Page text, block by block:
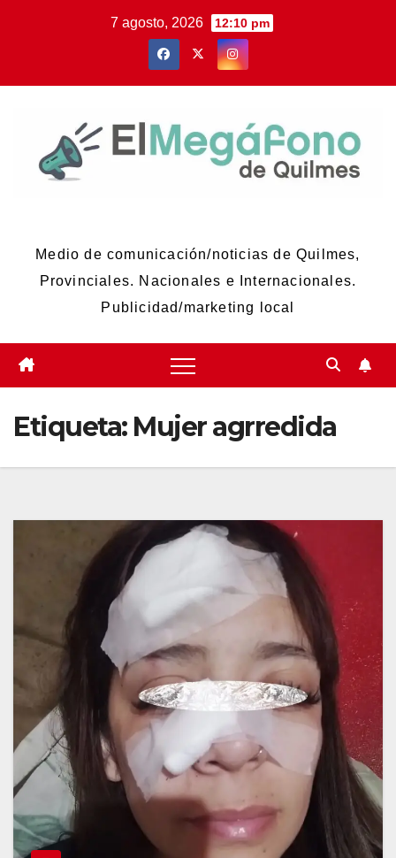
7 agosto, 2026 12:10 pm
Medio de comunicación/noticias de Quilmes,
Provinciales. Nacionales e Internacionales.
Publicidad/marketing local
Etiqueta: Mujer agrredida